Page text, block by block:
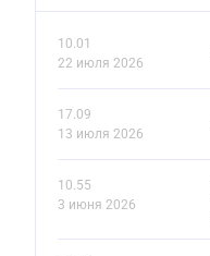
10.01
22 июля 2026
17.09
13 июля 2026
10.55
3 июня 2026